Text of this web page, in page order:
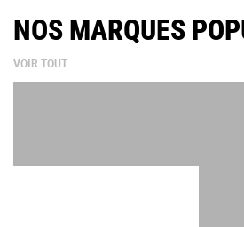
NOS MARQUES
VOIR TOUT